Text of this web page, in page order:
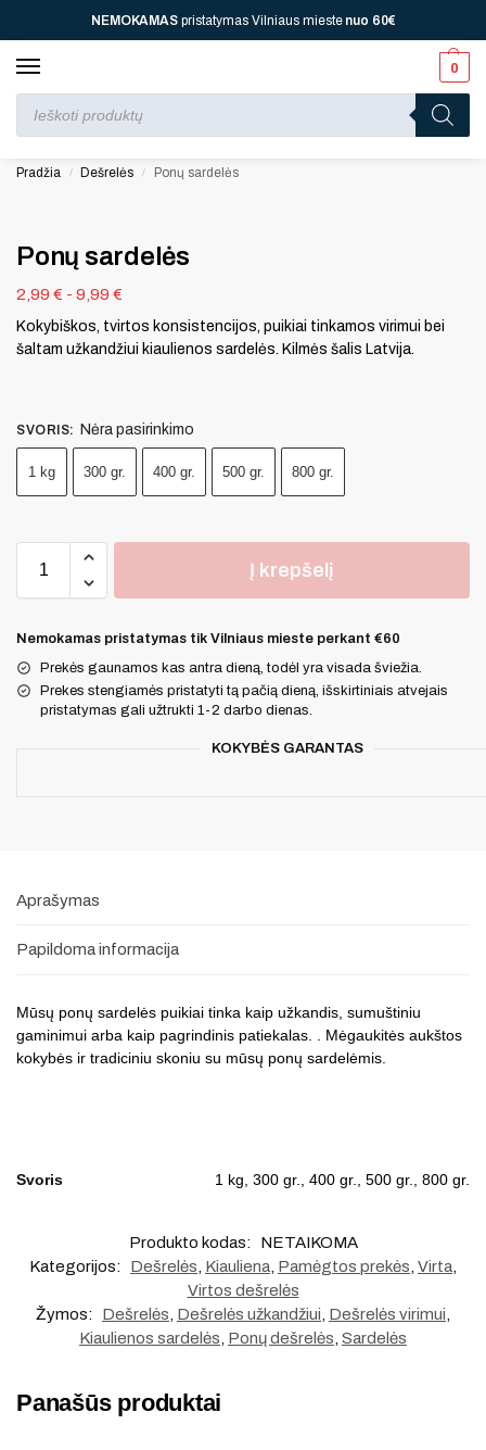
NEMOKAMASpristatymas Vilniaus miestenuo 60€
0
Perkant nuo70 € ⚡ jūsų laukia viena dovana, nuo dvi, nuo150 € ⚡
Pradžia / Dešrelės / Ponų sardelės
Ponų sardelės
2,99 € - 9,99 €
Kokybiškos, tvirtos konsistencijos, puikiai tinkamos virimui bei
šaltam užkandžiui kiaulienos sardelės. Kilmės šalis Latvija.
SVORIS: Nėra pasirinkimo
1 kg 300 gr. 400 gr. 500 gr. 800 gr.
Į krepšelį
Nemokamas pristatymas tik Vilniaus mieste perkant €60
Prekės gaunamos kas antra dieną, todėl yra visada šviežia.
Prekes stengiamės pristatyti tą pačią dieną, išskirtiniais atvejais
pristatymas gali užtrukti 1-2 darbo dienas.
KOKYBĖS GARANTAS
Aprašymas
Papildoma informacija
Mūsų ponų sardelės puikiai tinka kaip užkandis, sumuštiniu
gaminimui arba kaip pagrindinis patiekalas. . Mėgaukitės aukštos
kokybės ir tradiciniu skoniu su mūsų ponų sardelėmis.
Svoris 1 kg, 300 gr., 400 gr., 500 gr., 800 gr.
Produkto kodas:
NETAIKOMA
Kategorijos:
Dešrelės Kiauliena Pamėgtos prekės Virta
Virtos dešrelės
Žymos:
Dešrelės Dešrelės užkandžiui Dešrelės virimui
Kiaulienos sardelės Ponų dešrelės Sardelės
Panašūs produktai